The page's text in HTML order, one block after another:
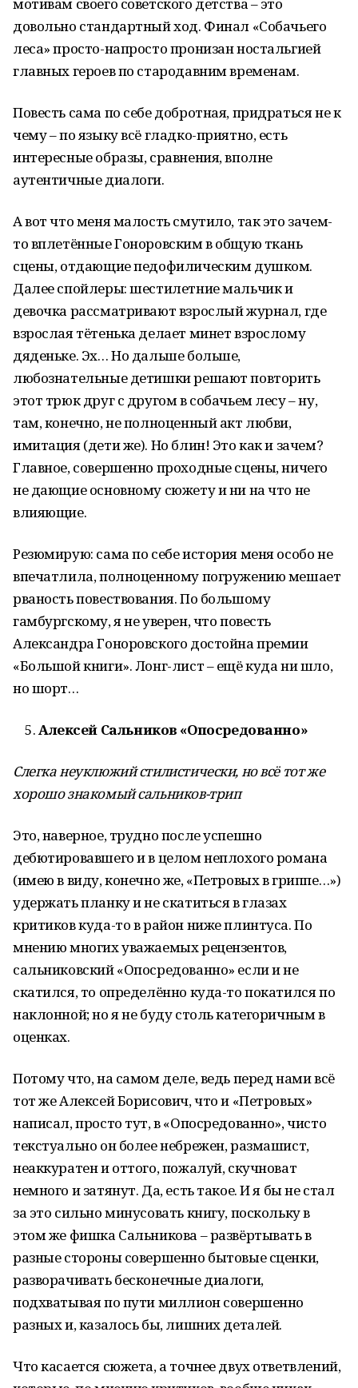
довольно стандартный ход. Финал «Собачьего
леса» просто-напросто пронизан ностальгией
главных героев по стародавним временам.
Повесть сама по себе добротная, придраться не к
чему – по языку всё гладко-приятно, есть
интересные образы, сравнения, вполне
аутентичные диалоги.
А вот что меня малость смутило, так это зачем-
то вплетённые Гоноровским в общую ткань
сцены, отдающие педофилическим душком.
Далее спойлеры: шестилетние мальчик и
девочка рассматривают взрослый журнал, где
взрослая тётенька делает минет взрослому
дяденьке. Эх… Но дальше больше,
любознательные детишки решают повторить
этот трюк друг с другом в собачьем лесу – ну,
там, конечно, не полноценный акт любви,
имитация (дети же). Но блин! Это как и зачем?
Главное, совершенно проходные сцены, ничего
не дающие основному сюжету и ни на что не
влияющие.
Резюмирую: сама по себе история меня особо не
впечатлила, полноценному погружению мешает
рваность повествования. По большому
гамбургскому, я не уверен, что повесть
Александра Гоноровского достойна премии
«Большой книги». Лонг-лист – ещё куда ни шло,
но шорт…
Алексей Сальников «Опосредованно»
Слегка неуклюжий стилистически, но всё тот же
хорошо знакомый сальников-трип
Это, наверное, трудно после успешно
дебютировавшего и в целом неплохого романа
(имею в виду, конечно же, «Петровых в гриппе…»)
удержать планку и не скатиться в глазах
критиков куда-то в район ниже плинтуса. По
мнению многих уважаемых рецензентов,
сальниковский «Опосредованно» если и не
скатился, то определённо куда-то покатился по
наклонной; но я не буду столь категоричным в
оценках.
Потому что, на самом деле, ведь перед нами всё
тот же Алексей Борисович, что и «Петровых»
написал, просто тут, в «Опосредованно», чисто
текстуально он более небрежен, размашист,
неаккуратен и оттого, пожалуй, скучноват
немного и затянут. Да, есть такое. И я бы не стал
за это сильно минусовать книгу, поскольку в
этом же фишка Сальникова – развёртывать в
разные стороны совершенно бытовые сценки,
разворачивать бесконечные диалоги,
подхватывая по пути миллион совершенно
разных и, казалось бы, лишних деталей.
Что касается сюжета, а точнее двух ответвлений,